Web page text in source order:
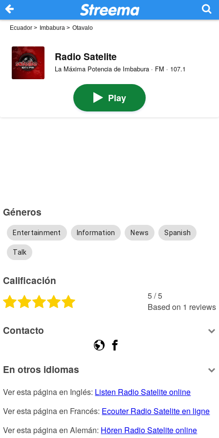
Ecuador > Imbabura > Otavalo
Radio Satelite
La Máxima Potencia de Imbabura · FM · 107.1
Play
Géneros
Entertainment Information News Spanish
Talk
Calificación
5 /5
Based on 1 reviews
Contacto
En otros idiomas
Ver esta página en Inglés: Listen Radio Satelite online
Ver esta página en Francés: Ecouter Radio Satelite en ligne
Ver esta página en Alemán: Hören Radio Satelite online